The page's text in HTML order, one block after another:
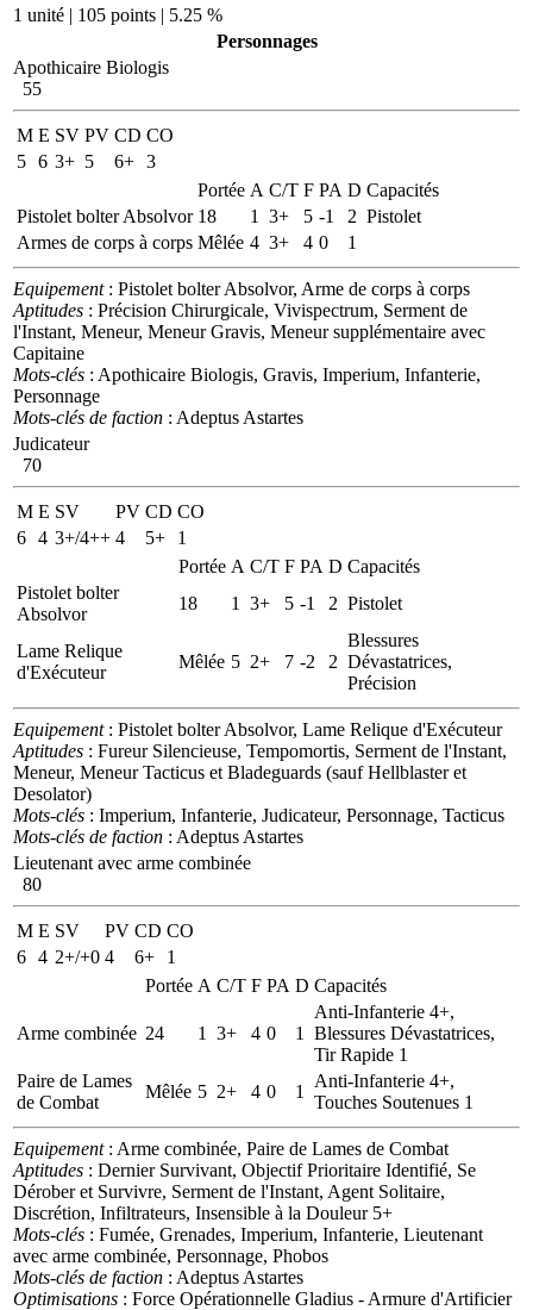
1 unité | 105 points | 5.25 %
Personnages
Apothicaire Biologis
55
M E SV PV CD CO
5 6 3+ 5 6+ 3
Portée A C/T F PA D Capacités
Pistolet bolter Absolvor 18 1 3+ 5 -1 2 Pistolet
Armes de corps à corps Mêlée 4 3+ 4 0 1
Equipement: Pistolet bolter Absolvor, Arme de corps à corps
Aptitudes : Précision Chirurgicale, Vivispectrum, Serment de
l'Instant, Meneur, Meneur Gravis, Meneur supplémentaire avec
Capitaine
Mots-clés : Apothicaire Biologis, Gravis, Imperium, Infanterie,
Personnage
Mots-clés de faction : Adeptus Astartes
Judicateur
70
M E SV PV CD CO
6 4 3+/4++ 4 5+
1
Portée A C/T F PA D Capacités
Pistolet bolter
Absolvor
18 1 3+ 5 -1 2 Pistolet
Lame Relique
d'Exécuteur
Mêlée 5 2+ 7 -2 2
Blessures
Dévastatrices,
Précision
Equipement: Pistolet bolter Absolvor, Lame Relique d'Exécuteur
Aptitudes : Fureur Silencieuse, Tempomortis, Serment de l'Instant,
Meneur, Meneur Tacticus et Bladeguards (sauf Hellblaster et
Desolator)
Mots-clés : Imperium, Infanterie, Judicateur, Personnage, Tacticus
Mots-clés de faction : Adeptus Astartes
Lieutenant avec arme combinée
80
M E SV PV CD CO
6 4 2+/+0 4 6+
1
Portée A C/T F PA D Capacités
Arme combinée 24 1 3+ 4 0 1
Anti-Infanterie 4+,
Blessures Dévastatrices,
Tir Rapide 1
Paire de Lames
de Combat
Mêlée 5 2+ 4 0 1
Anti-Infanterie 4+,
Touches Soutenues 1
Equipement: Arme combinée, Paire de Lames de Combat
Aptitudes : Dernier Survivant, Objectif Prioritaire Identifié, Se
Dérober et Survivre, Serment de l'Instant, Agent Solitaire,
Discrétion, Infiltrateurs, Insensible à la Douleur 5+
Mots-clés : Fumée, Grenades, Imperium, Infanterie, Lieutenant
avec arme combinée, Personnage, Phobos
Mots-clés de faction : Adeptus Astartes
Optimisations : Force Opérationnelle Gladius - Armure d'Artificier